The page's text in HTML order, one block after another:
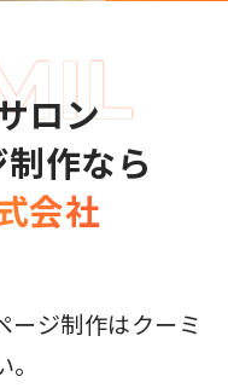
ロン
作なら
会社
ージ制作はクーミ